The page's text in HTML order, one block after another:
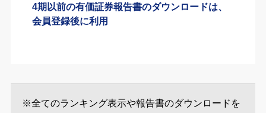
4期以前の有価証券報告書のダウンロードは、
会員登録後に利用
※全てのランキング表示や報告書のダウンロードを